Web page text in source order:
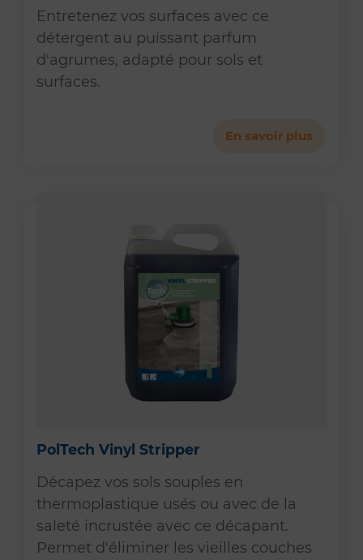
Entretenez vos surfaces avec ce
détergent au puissant parfum
d'agrumes, adapté pour sols et
surfaces.
En savoir plus
PolTech Vinyl Stripper
Décapez vos sols souples en
thermoplastique usés ou avec de la
saleté incrustée avec ce décapant.
Permet d'éliminer les vieilles couches